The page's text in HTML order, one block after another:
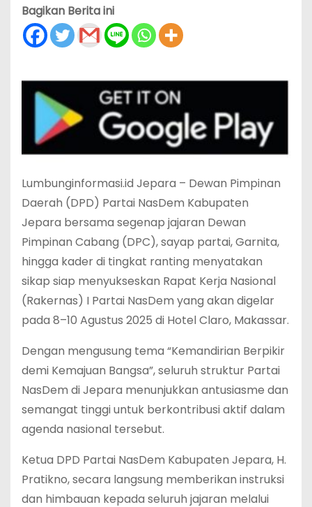
Bagikan Berita ini
Lumbunginformasi.id Jepara – Dewan Pimpinan
Daerah (DPD) Partai NasDem Kabupaten
Jepara bersama segenap jajaran Dewan
Pimpinan Cabang (DPC), sayap partai, Garnita,
hingga kader di tingkat ranting menyatakan
sikap siap menyukseskan Rapat Kerja Nasional
(Rakernas) I Partai NasDem yang akan digelar
pada 8–10 Agustus 2025 di Hotel Claro, Makassar.
Dengan mengusung tema “Kemandirian Berpikir
demi Kemajuan Bangsa”, seluruh struktur Partai
NasDem di Jepara menunjukkan antusiasme dan
semangat tinggi untuk berkontribusi aktif dalam
agenda nasional tersebut.
Ketua DPD Partai NasDem Kabupaten Jepara, H.
Pratikno, secara langsung memberikan instruksi
dan himbauan kepada seluruh jajaran melalui